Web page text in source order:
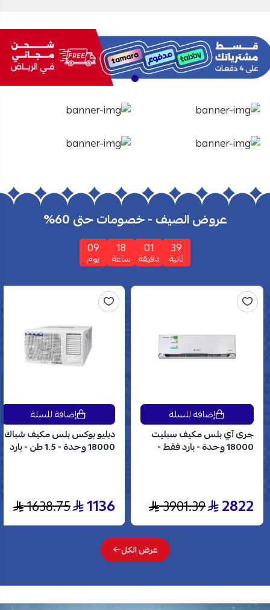
الأفران الشاشات
عروض الصيف - خصومات حتى 60%
38
ثانية
01
دقيقة
18
ساعة
09
يوم
جرى آي بلس مكيف سبليت
18000 وحدة - بارد فقط -
2822
3901.39
إضافة للسلة
دبليو بوكس بلس مكيف شباك
18000 وحدة - 1.5 طن - بارد
1136
1638.75
إضافة للسلة
عرض الكل